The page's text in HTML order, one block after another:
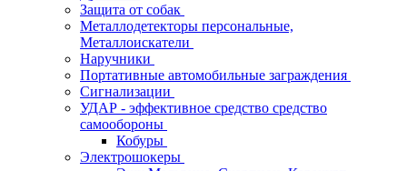
Защита от собак
Металлодетекторы персональные,
Металлоискатели
Наручники
Портативные автомобильные заграждения
Сигнализации
УДАР - эффективное средство средство
самообороны
Кобуры
Электрошокеры